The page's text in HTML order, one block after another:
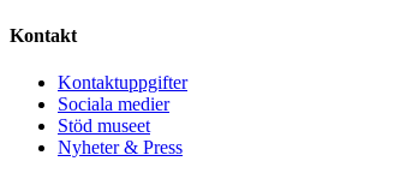
Kontakt
Kontaktuppgifter
Sociala medier
Stöd museet
Nyheter & Press